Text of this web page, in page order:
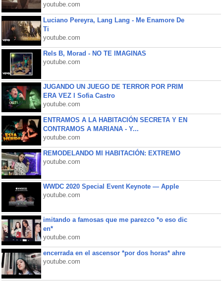
youtube.com
Luciano Pereyra, Lang Lang - Me Enamore De
Ti
youtube.com
Rels B, Morad - NO TE IMAGINAS
youtube.com
JUGANDO UN JUEGO DE TERROR POR PRIM
ERA VEZ l Sofia Castro
youtube.com
ENTRAMOS A LA HABITACIÓN SECRETA Y EN
CONTRAMOS A MARIANA - Y...
youtube.com
REMODELANDO MI HABITACIÓN: EXTREMO
youtube.com
WWDC 2020 Special Event Keynote — Apple
youtube.com
imitando a famosas que me parezco *o eso dic
en*
youtube.com
encerrada en el ascensor *por dos horas* ahre
youtube.com